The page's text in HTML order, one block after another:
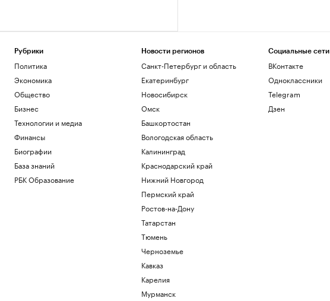
Рубрики
Политика
Экономика
Общество
Бизнес
Технологии и медиа
Финансы
Биографии
База знаний
РБК Образование
Новости регионов
Санкт-Петербург и область
Екатеринбург
Новосибирск
Омск
Башкортостан
Вологодская область
Калининград
Краснодарский край
Нижний Новгород
Пермский край
Ростов-на-Дону
Татарстан
Тюмень
Черноземье
Кавказ
Карелия
Мурманск
Социальные сети
ВКонтакте
Одноклассники
Telegram
Дзен